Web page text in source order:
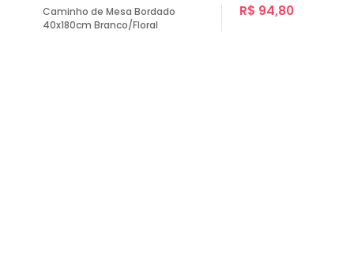
Caminho de Mesa Bordado
40x180cm Branco/Floral
R$ 94,80